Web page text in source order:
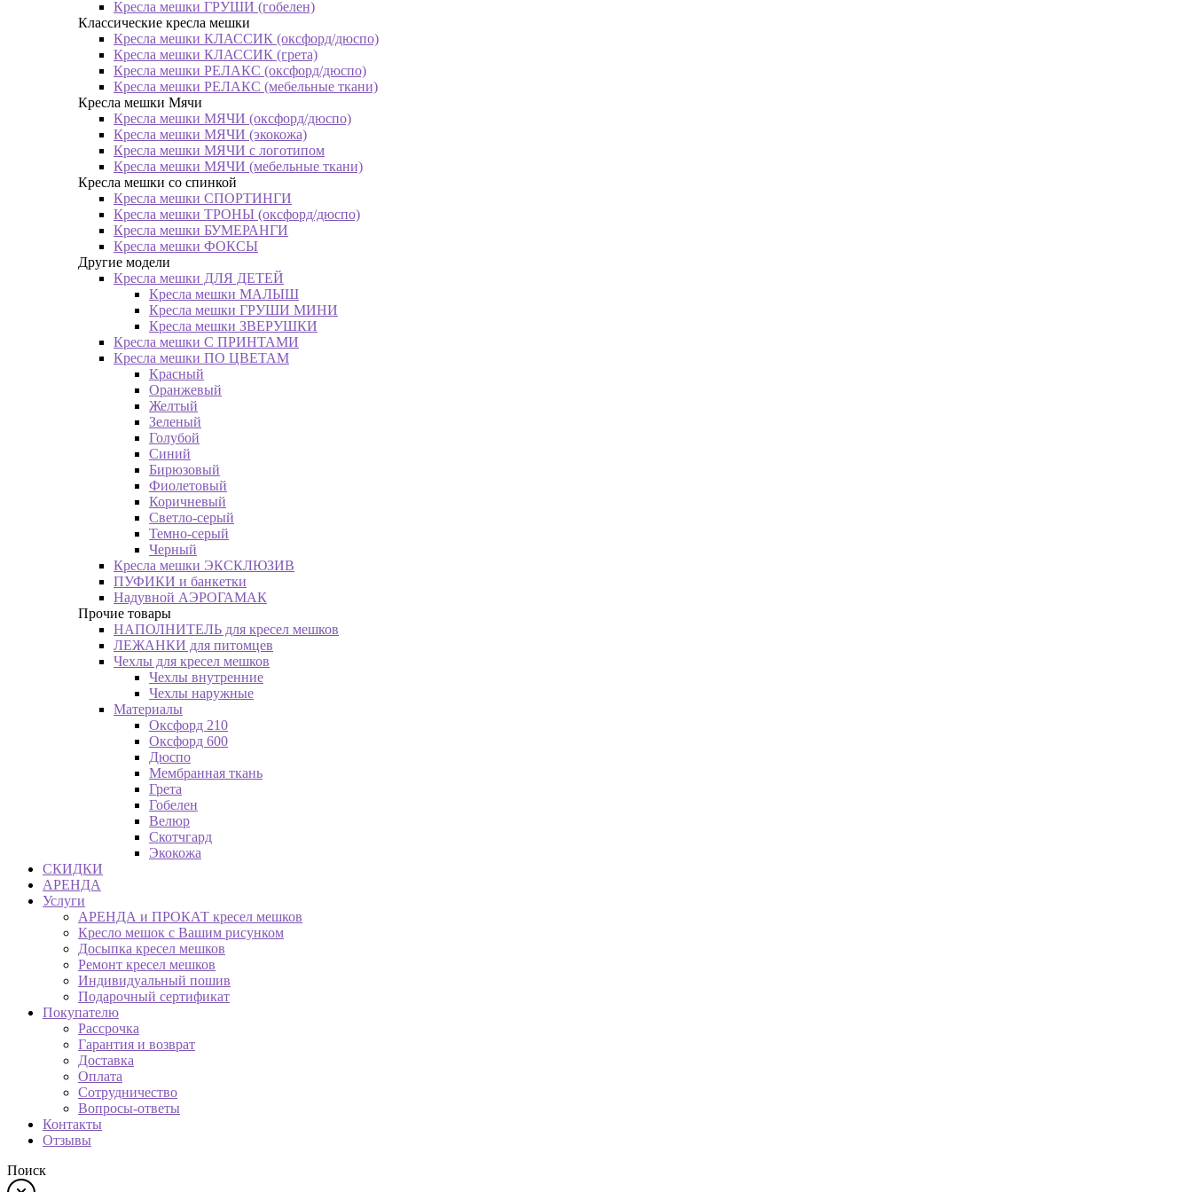
Кресла мешки ГРУШИ (гобелен)
Классические кресла мешки
Кресла мешки КЛАССИК (оксфорд/дюспо)
Кресла мешки КЛАССИК (грета)
Креслa мешки РЕЛАКС (оксфорд/дюспо)
Креслa мешки РЕЛАКС (мебельные ткани)
Кресла мешки Мячи
Кресла мешки МЯЧИ (оксфорд/дюспо)
Кресла мешки МЯЧИ (экокожа)
Кресла мешки МЯЧИ с логотипом
Кресла мешки МЯЧИ (мебельные ткани)
Кресла мешки со спинкой
Кресла мешки СПОРТИНГИ
Кресла мешки ТРОНЫ (оксфорд/дюспо)
Кресла мешки БУМЕРАНГИ
Кресла мешки ФОКСЫ
Другие модели
Кресла мешки ДЛЯ ДЕТЕЙ
Кресла мешки МАЛЫШ
Кресла мешки ГРУШИ МИНИ
Кресла мешки ЗВЕРУШКИ
Кресла мешки С ПРИНТАМИ
Кресла мешки ПО ЦВЕТАМ
Красный
Оранжевый
Желтый
Зеленый
Голубой
Синий
Бирюзовый
Фиолетовый
Коричневый
Светло-серый
Темно-серый
Черный
Кресла мешки ЭКСКЛЮЗИВ
ПУФИКИ и банкетки
Надувной АЭРОГАМАК
Прочие товары
НАПОЛНИТЕЛЬ для кресел мешков
ЛЕЖАНКИ для питомцев
Чехлы для кресел мешков
Чехлы внутренние
Чехлы наружные
Материалы
Оксфорд 210
Оксфорд 600
Дюспо
Мембранная ткань
Грета
Гобелен
Велюр
Скотчгард
Экокожа
СКИДКИ
АРЕНДА
Услуги
АРЕНДА и ПРОКАТ кресел мешков
Кресло мешок с Вашим рисунком
Досыпка кресел мешков
Ремонт кресел мешков
Индивидуальный пошив
Подарочный сертификат
Покупателю
Рассрочка
Гарантия и возврат
Доставка
Оплата
Сотрудничество
Вопросы-ответы
Контакты
Отзывы
Поиск